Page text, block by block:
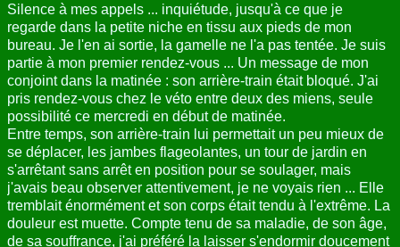
Silence à mes appels ... inquiétude, jusqu'à ce que je
regarde dans la petite niche en tissu aux pieds de mon
bureau. Je l'en ai sortie, la gamelle ne l'a pas tentée. Je suis
partie à mon premier rendez-vous ... Un message de mon
conjoint dans la matinée : son arrière-train était bloqué. J'ai
pris rendez-vous chez le véto entre deux des miens, seule
possibilité ce mercredi en début de matinée.
Entre temps, son arrière-train lui permettait un peu mieux de
se déplacer, les jambes flageolantes, un tour de jardin en
s'arrêtant sans arrêt en position pour se soulager, mais
j'avais beau observer attentivement, je ne voyais rien ... Elle
tremblait énormément et son corps était tendu à l'extrême. La
douleur est muette. Compte tenu de sa maladie, de son âge,
de sa souffrance, j'ai préféré la laisser s'endormir doucement